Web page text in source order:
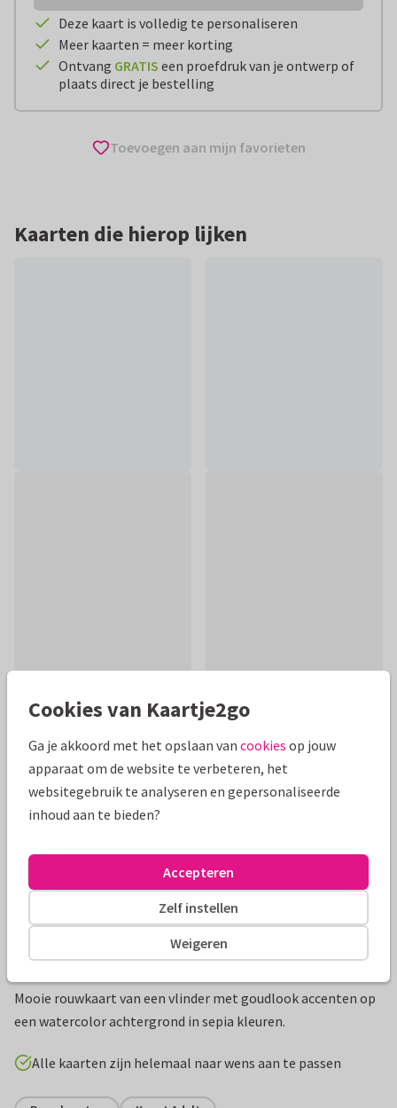
Deze kaart is volledig te personaliseren
Meer kaarten = meer korting
Ontvang GRATIS een proefdruk van je ontwerp of
plaats direct je bestelling
Toevoegen aan mijn favorieten
Kaarten die hierop lijken
Productinformatie
Mooie rouwkaart van een vlinder met goudlook accenten op
een watercolor achtergrond in sepia kleuren.
Alle kaarten zijn helemaal naar wens aan te passen
Cookies van Kaartje2go
Ga je akkoord met het opslaan van cookies op jouw
apparaat om de website te verbeteren, het
websitegebruik te analyseren en gepersonaliseerde
inhoud aan te bieden?
Weigeren
Zelf instellen
Accepteren